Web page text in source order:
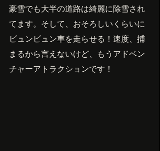
豪雪でも大半の道路は綺麗に除雪され
てます。そして、おそろしいくらいに
ビュンビュン車を走らせる！速度、捕
まるから言えないけど、もうアドベン
チャーアトラクションです！